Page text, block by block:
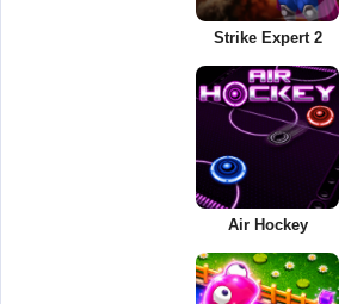
Strike Expert 2
Air Hockey